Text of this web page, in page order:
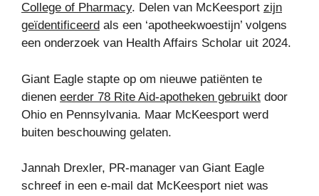
College of Pharmacy. Delen van McKeesport zijn
geïdentificeerd als een ‘apotheekwoestijn’ volgens
een onderzoek van Health Affairs Scholar uit 2024.
Giant Eagle stapte op om nieuwe patiënten te
dienen eerder 78 Rite Aid-apotheken gebruikt door
Ohio en Pennsylvania. Maar McKeesport werd
buiten beschouwing gelaten.
Jannah Drexler, PR-manager van Giant Eagle
schreef in een e-mail dat McKeesport niet was